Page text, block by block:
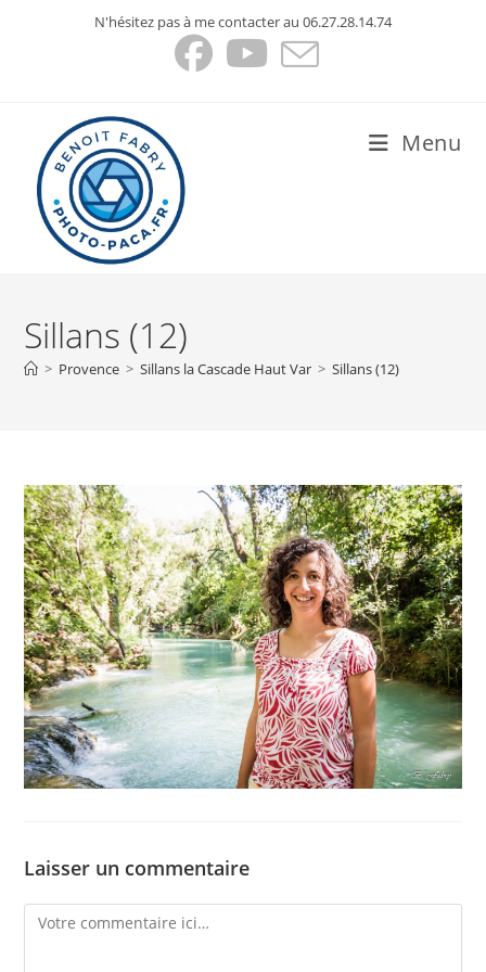
N'hésitez pas à me contacter au 06.27.28.14.74
Menu
Sillans (12)
> Provence > Sillans la Cascade Haut Var > Sillans (12)
Laisser un commentaire
Comment